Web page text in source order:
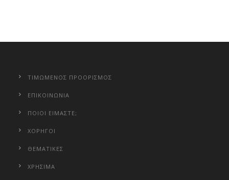
ΤΙΜΩΜΕΝΟΣ ΠΡΟΟΡΙΣΜΟΣ
ΕΠΙΚΟΙΝΩΝΙΑ
ΠΟΙΟΙ ΕΙΜΑΣΤΕ;
ΧΟΡΗΓΟΙ
ΘΕΜΑΤΙΚΕΣ
ΧΡΗΣΙΜΑ